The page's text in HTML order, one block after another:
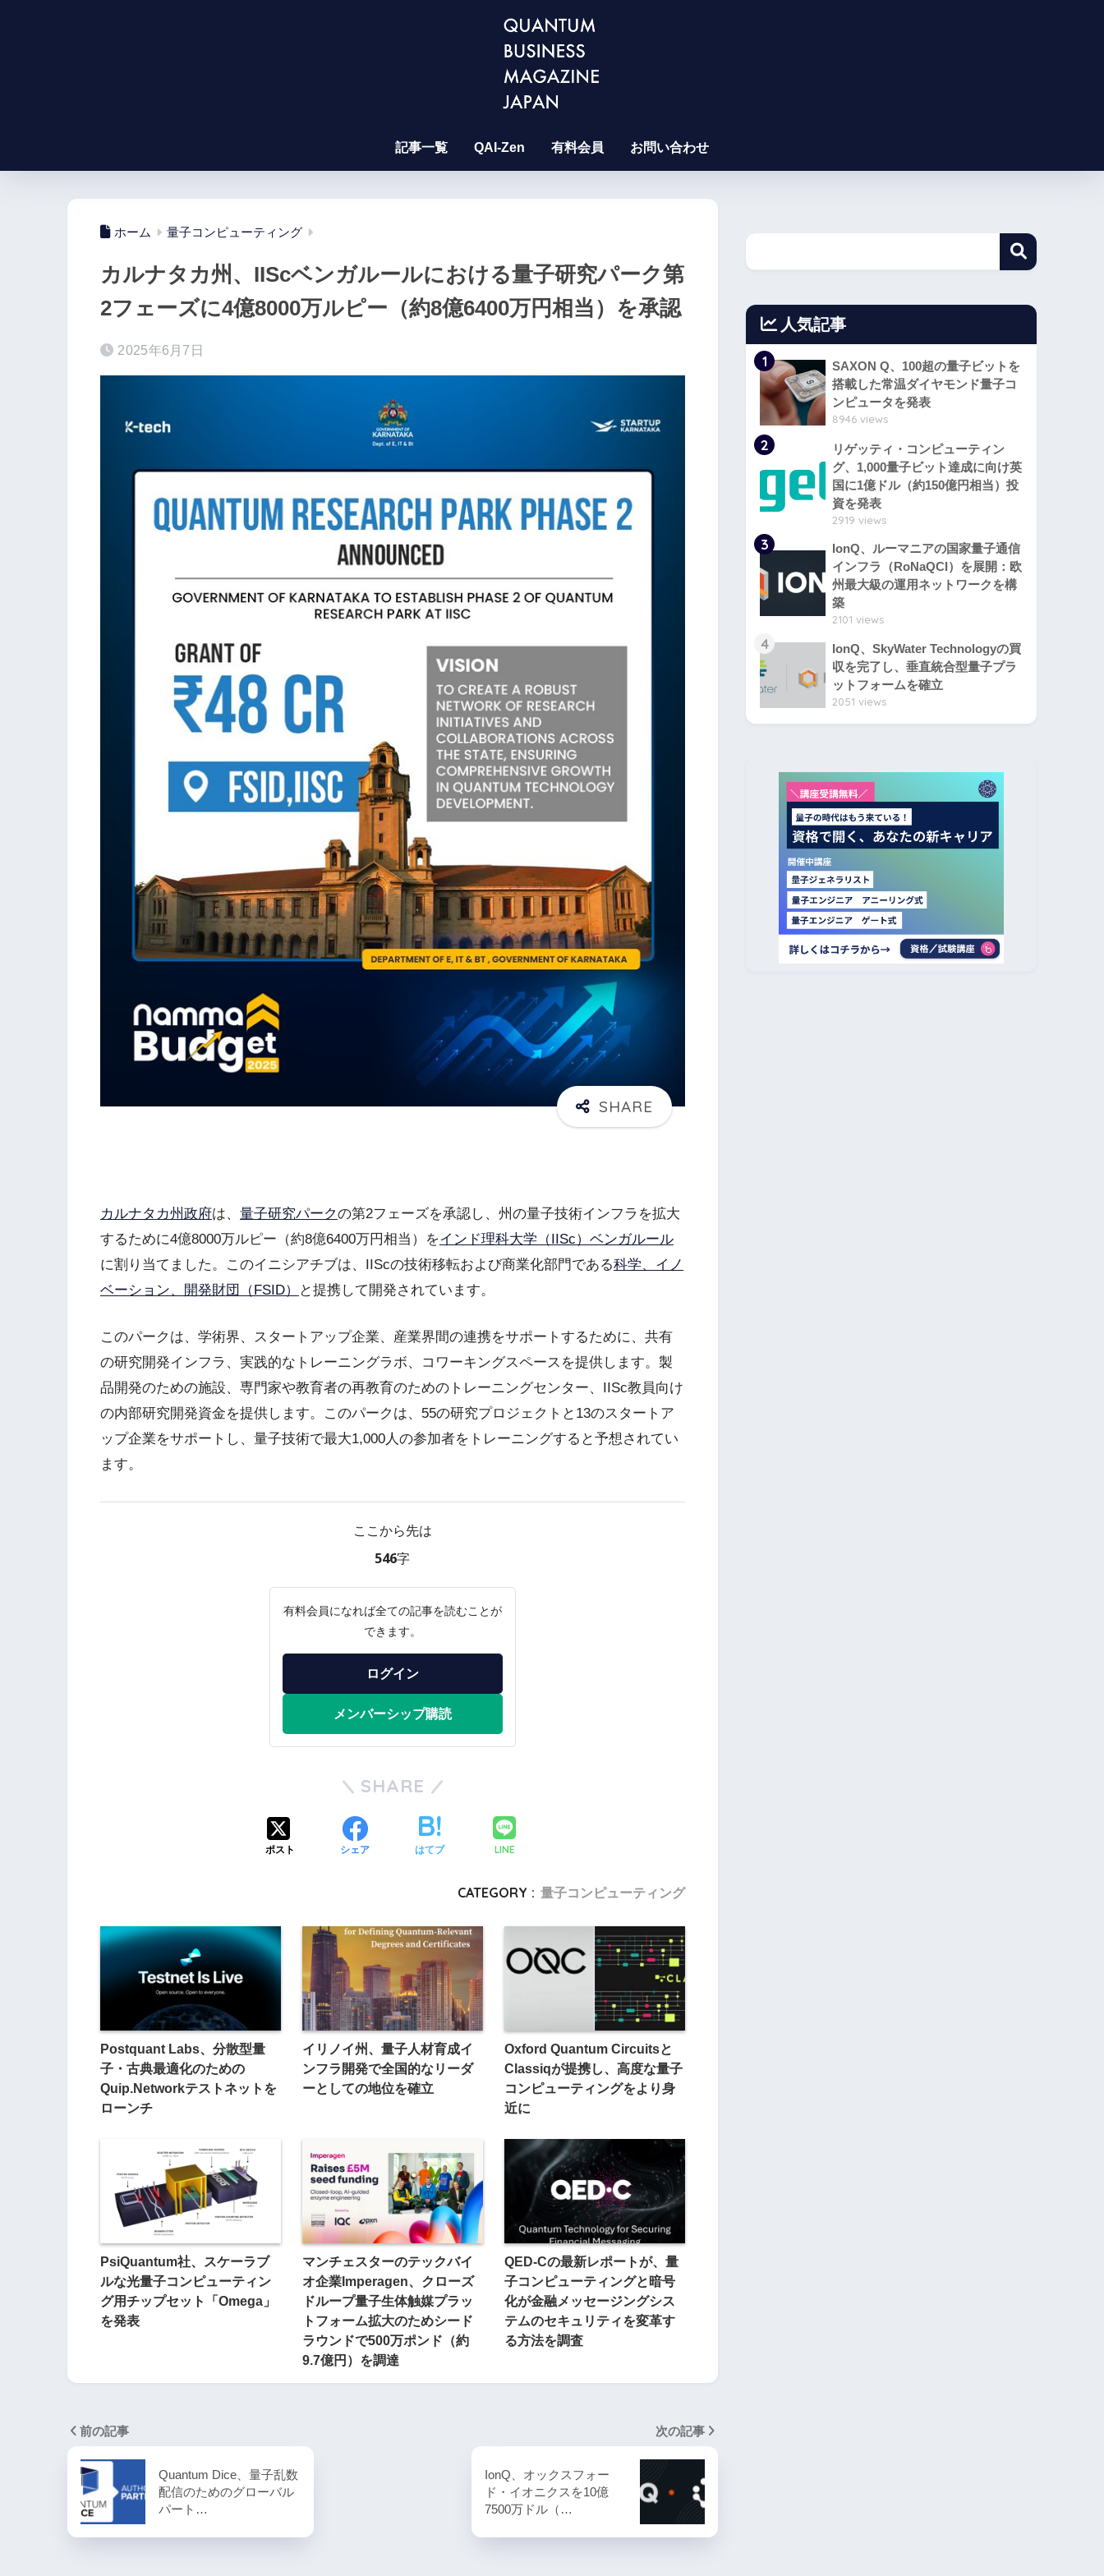
記事一覧 QAI-Zen 有料会員 お問い合わせ
ホーム 量子コンピューティング
カルナタカ州、IIScベンガルールにおける量子研究パーク第
2フェーズに4億8000万ルピー（約8億6400万円相当）を承認
2025年6月7日
カルナタカ州政府は、 量子研究パークの第2フェーズを承認し、州の量子技術インフラを拡大
するために4億8000万ルピー（約8億6400万円相当）をインド理科大学（IISc）ベンガルール
に割り当てました。このイニシアチブは、IIScの技術移転および商業化部門である科学、イノ
ベーション、開発財団（FSID）
と提携して開発されています。
このパークは、学術界、スタートアップ企業、産業界間の連携をサポートするために、共有
の研究開発インフラ、実践的なトレーニングラボ、コワーキングスペースを提供します。製
品開発のための施設、専門家や教育者の再教育のためのトレーニングセンター、IISc教員向け
の内部研究開発資金を提供します。このパークは、55の研究プロジェクトと13のスタートア
ップ企業をサポートし、量子技術で最大1,000人の参加者をトレーニングすると予想されてい
ます。
ここから先は
546字
有料会員になれば全ての記事を読むことが
できます。
ログイン
メンバーシップ購読
SHARE
ポスト シェア はてブ LINE
CATEGORY : 量子コンピューティング
Postquant Labs、分散型量
子・古典最適化のための
Quip.Networkテストネットを
ローンチ
イリノイ州、量子人材育成イ
ンフラ開発で全国的なリーダ
ーとしての地位を確立
Oxford Quantum Circuitsと
Classiqが提携し、高度な量子
コンピューティングをより身
近に
PsiQuantum社、スケーラブ
ルな光量子コンピューティン
グ用チップセット「Omega」
を発表
マンチェスターのテックバイ
オ企業Imperagen、クローズ
ドループ量子生体触媒プラッ
トフォーム拡大のためシード
ラウンドで500万ポンド（約
9.7億円）を調達
QED-Cの最新レポートが、量
子コンピューティングと暗号
化が金融メッセージングシス
テムのセキュリティを変革す
る方法を調査
前の記事
Quantum Dice、量子乱数
配信のためのグローバル
パート…
次の記事
IonQ、オックスフォー
ド・イオニクスを10億
7500万ドル（…
人気記事
1
SAXON Q、100超の量子ビットを
搭載した常温ダイヤモンド量子コ
ンピュータを発表
8946 views
2
リゲッティ・コンピューティン
グ、1,000量子ビット達成に向け英
国に1億ドル（約150億円相当）投
資を発表
2919 views
3
IonQ、ルーマニアの国家量子通信
インフラ（RoNaQCI）を展開：欧
州最大級の運用ネットワークを構
築
2101 views
4
IonQ、SkyWater Technologyの買
収を完了し、垂直統合型量子プラ
ットフォームを確立
2051 views